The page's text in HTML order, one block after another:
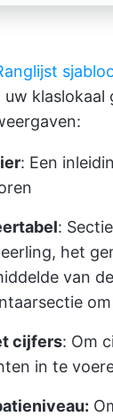
: Een
:
het
van
cijfers: Om
in te